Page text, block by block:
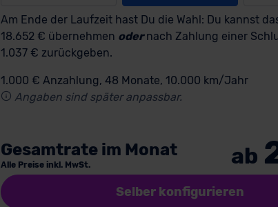
Am Ende der Laufzeit hast Du die Wahl: Du kannst
18.652 € übernehmen odernach Zahlung einer
1.037 € zurückgeben.
1.000 € Anzahlung, 48 Monate, 10.000 km/Jahr
Angaben sind später anpassbar.
Gesamtrate im Monat
Alle Preise inkl. MwSt. ab
Selber konfigurieren